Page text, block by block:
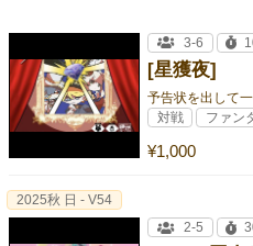
[星獲夜]
予告状を出して
¥1,000
3-6
対戦 ファン
2025秋 日 - V54
2-5